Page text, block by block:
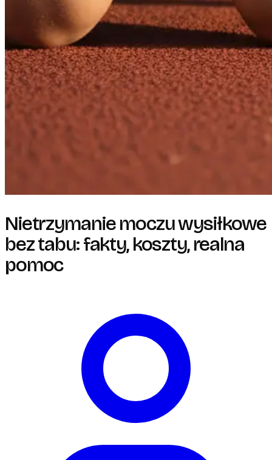
Nietrzymanie moczu wysiłkowe
bez tabu: fakty, koszty, realna
pomoc